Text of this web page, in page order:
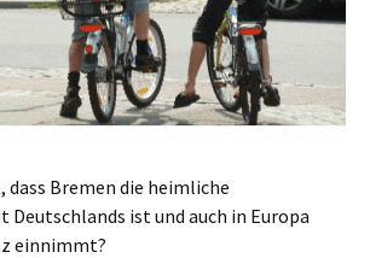
Bremen die heimliche
Deutschlands ist und auch in Europa
einnimmt?